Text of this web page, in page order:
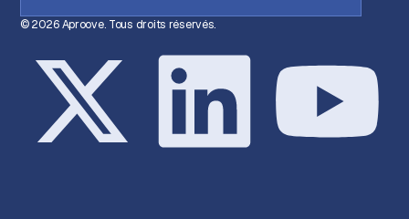
© 2026 Aproove. Tous droits réservés.